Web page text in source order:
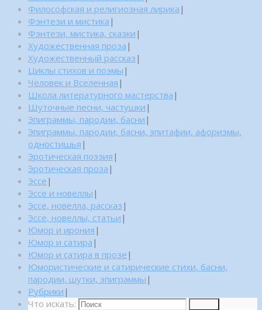
Философская и религиозная лирика |
Фэнтези и мистика |
Фэнтези, мистика, сказки |
Художественная проза |
Художественный рассказ |
Циклы стихов и поэмы |
Человек и Вселенная |
Школа литературного мастерства |
Шуточные песни, частушки |
Эпиграммы, пародии, басни |
Эпиграммы, пародии, басни, эпитафии, афоризмы,
одностишья |
Эротическая поэзия |
Эротическая проза |
Эссе |
Эссе и новеллы |
Эссе, новелла, рассказ |
Эссе, новеллы, статьи |
Юмор и ирония |
Юмор и сатира |
Юмор и сатира в прозе |
Юмористические и сатирические стихи, басни,
пародии, шутки, эпиграммы |
Рубрики |
Что искать: